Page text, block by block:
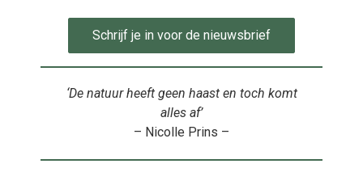
Schrijf je in voor de nieuwsbrief
‘De natuur heeft geen haast en toch komt
alles af’
– Nicolle Prins –